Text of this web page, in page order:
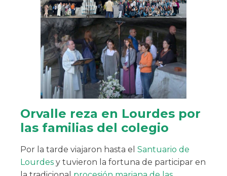
Orvalle reza en Lourdes por
las familias del colegio
Por la tarde viajaron hasta el Santuario de
Lourdes y tuvieron la fortuna de participar en